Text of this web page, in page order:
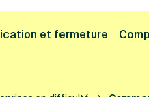
Cliquez ici pour reprendre
et fermeture